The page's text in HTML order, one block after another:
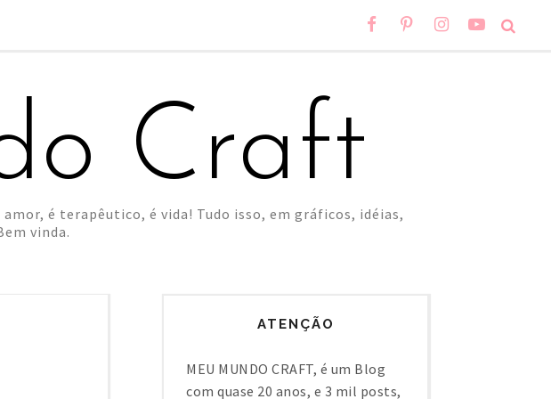
Craft
é terapêutico, é vida! Tudo isso, em gráficos, idéias,
vinda.
ATENÇÃO
MEU MUNDO CRAFT, é um Blog
com quase 20 anos, e 3 mil posts,